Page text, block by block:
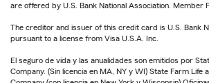
are offered by U.S. Bank National Association. Member
The creditor and issuer of this credit card is U.S. Bank
pursuant to a license from Visa U.S.A. Inc.
El seguro de vida y las anualidades son emitidos por
Company. (Sin licencia en MA, NY y WI) State Farm Life